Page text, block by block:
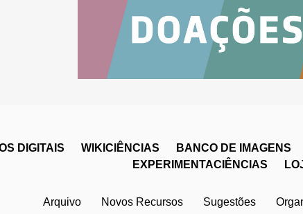
DIGITAIS WIKICIÊNCIAS BANCO DE IMAGENS
EXPERIMENTACIÊNCIAS
Arquivo Novos Recursos Sugestões